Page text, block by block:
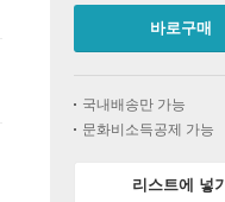
바로구매
국내배송만 가능
문화비소득공제 가능
리스트에 넣기